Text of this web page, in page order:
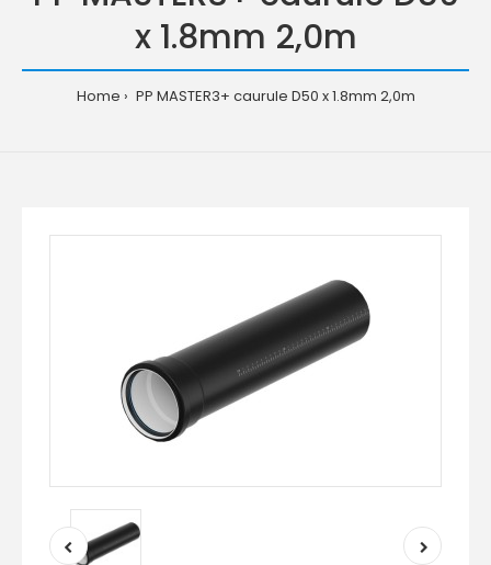
x 1.8mm 2,0m
Home PP MASTER3+ caurule D50 x 1.8mm 2,0m